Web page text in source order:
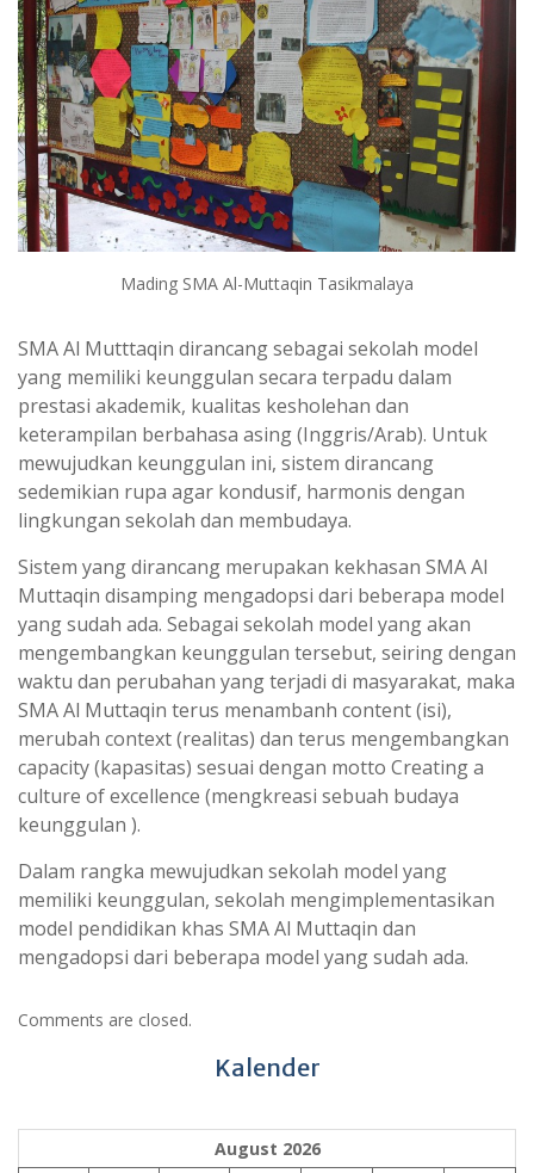
Mading SMA Al-Muttaqin Tasikmalaya
SMA Al Mutttaqin dirancang sebagai sekolah model
yang memiliki keunggulan secara terpadu dalam
prestasi akademik, kualitas kesholehan dan
keterampilan berbahasa asing (Inggris/Arab). Untuk
mewujudkan keunggulan ini, sistem dirancang
sedemikian rupa agar kondusif, harmonis dengan
lingkungan sekolah dan membudaya.
Sistem yang dirancang merupakan kekhasan SMA Al
Muttaqin disamping mengadopsi dari beberapa model
yang sudah ada. Sebagai sekolah model yang akan
mengembangkan keunggulan tersebut, seiring dengan
waktu dan perubahan yang terjadi di masyarakat, maka
SMA Al Muttaqin terus menambanh content (isi),
merubah context (realitas) dan terus mengembangkan
capacity (kapasitas) sesuai dengan motto Creating a
culture of excellence (mengkreasi sebuah budaya
keunggulan ).
Dalam rangka mewujudkan sekolah model yang
memiliki keunggulan, sekolah mengimplementasikan
model pendidikan khas SMA Al Muttaqin dan
mengadopsi dari beberapa model yang sudah ada.
Comments are closed.
Kalender
August 2026